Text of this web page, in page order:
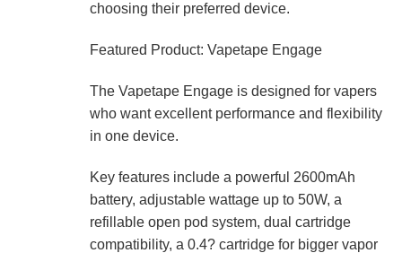
choosing their preferred device.
Featured Product: Vapetape Engage
The Vapetape Engage is designed for vapers
who want excellent performance and flexibility
in one device.
Key features include a powerful 2600mAh
battery, adjustable wattage up to 50W, a
refillable open pod system, dual cartridge
compatibility, a 0.4? cartridge for bigger vapor